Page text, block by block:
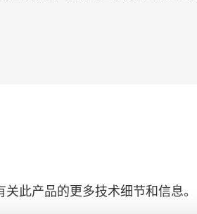
此产品的更多技术细节和信息。